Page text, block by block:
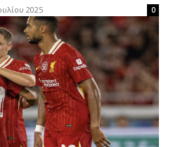
2025 0